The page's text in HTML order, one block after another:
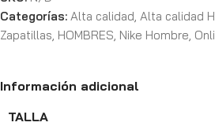
Categorías: Alta calidad, Alta calidad
Zapatillas, HOMBRES, Nike Hombre,
Información adicional
TALLA